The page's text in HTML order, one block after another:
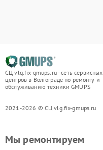
СЦ vlg.fix-gmups.ru - сеть сервисных
центров в Волгограде по ремонту и
обслуживанию техники GMUPS
2021-2026 © СЦ vlg.fix-gmups.ru
Мы ремонтируем